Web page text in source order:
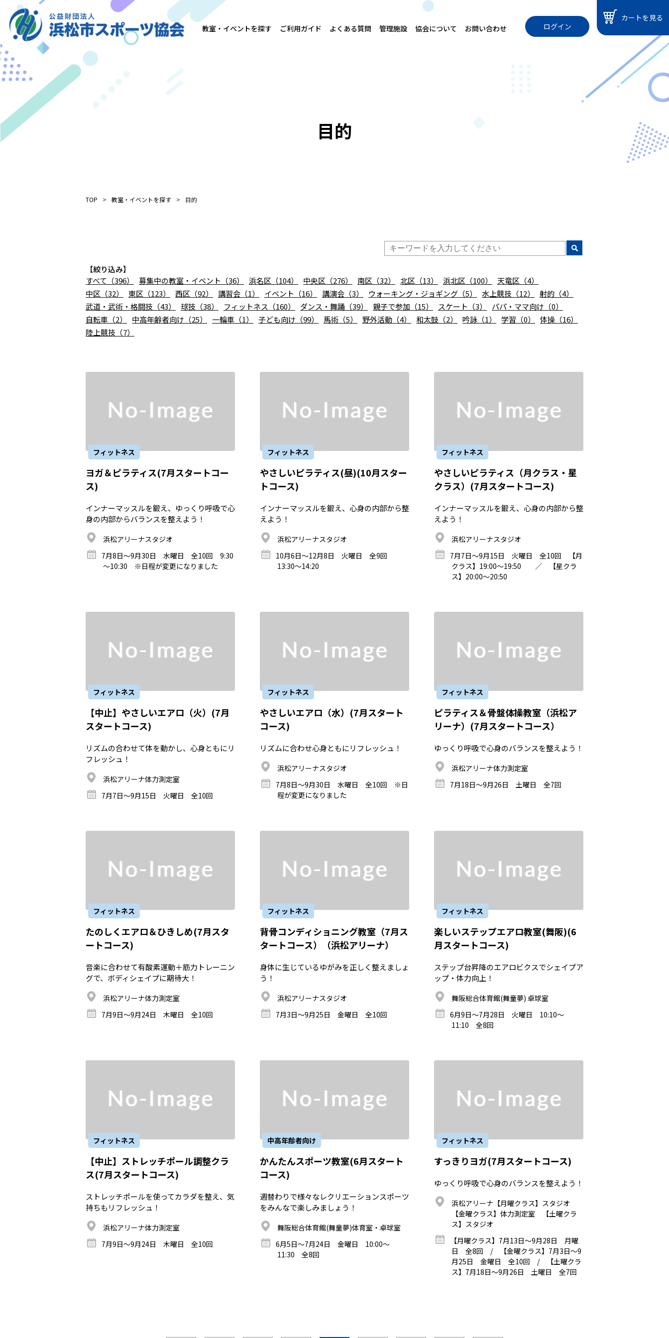
教室・イベントを探す ご利用ガイド よくある質問 管理施設 協会について お問い合わせ ログイン
カートを見る
目的
TOP 教室・イベントを探す 目的
【絞り込み】
すべて（396）
募集中の教室・イベント（36） 浜名区（104） 中央区（276） 南区（32） 北区（13） 浜北区（100）
天竜区（4）
中区（32）
東区（123） 西区（92） 講習会（1） イベント（16） 講演会（3） ウォーキング・ジョギング（5） 水上競技（12）
射的（4）
武道・武術・格闘技（43）
球技（38） フィットネス（160） ダンス・舞踊（39） 親子で参加（15） スケート（3）
パパ・ママ向け（0）
自転車（2）
中高年齢者向け（25） 一輪車（1） 子ども向け（99） 馬術（5） 野外活動（4） 和太鼓（2） 吟詠（1） 学習（0）
体操（16）
陸上競技（7）
フィットネス
ヨガ＆ピラティス(7月スタートコー
ス)
インナーマッスルを鍛え、ゆっくり呼吸で心
身の内部からバランスを整えよう！
浜松アリーナスタジオ
7月8日～9月30日 水曜日 全10回 9:30
～10:30 ※日程が変更になりました
フィットネス
やさしいピラティス(昼)(10月スター
トコース)
インナーマッスルを鍛え、心身の内部から整
えよう！
浜松アリーナスタジオ
10月6日～12月8日 火曜日 全9回
13:30～14:20
フィットネス
やさしいピラティス（月クラス・星
クラス）(7月スタートコース)
インナーマッスルを鍛え、心身の内部から整
えよう！
浜松アリーナスタジオ
7月7日～9月15日 火曜日 全10回 【月
クラス】19:00～19:50 ／ 【星クラ
ス】20:00～20:50
フィットネス
【中止】やさしいエアロ（火）(7月
スタートコース)
リズムの合わせて体を動かし、心身ともにリ
フレッシュ！
浜松アリーナ体力測定室
7月7日～9月15日 火曜日 全10回
フィットネス
やさしいエアロ（水）(7月スタート
コース)
リズムに合わせ心身ともにリフレッシュ！
浜松アリーナスタジオ
7月8日～9月30日 水曜日 全10回 ※日
程が変更になりました
フィットネス
ピラティス＆骨盤体操教室（浜松ア
リーナ）(7月スタートコース）
ゆっくり呼吸で心身のバランスを整えよう！
浜松アリーナ体力測定室
7月18日～9月26日 土曜日 全7回
フィットネス
たのしくエアロ＆ひきしめ(7月スタ
ートコース)
音楽に合わせて有酸素運動＋筋力トレーニン
グで、ボディシェイプに期待大！
浜松アリーナ体力測定室
7月9日～9月24日 木曜日 全10回
フィットネス
背骨コンディショニング教室（7月ス
タートコース）（浜松アリーナ）
身体に生じているゆがみを正しく整えましょ
う！
浜松アリーナスタジオ
7月3日～9月25日 金曜日 全10回
フィットネス
楽しいステップエアロ教室(舞阪)(6
月スタートコース)
ステップ台昇降のエアロビクスでシェイプア
ップ・体力向上！
舞阪総合体育館(舞童夢) 卓球室
6月9日～7月28日 火曜日 10:10～
11:10 全8回
フィットネス
【中止】ストレッチポール調整クラ
ス(7月スタートコース)
ストレッチポールを使ってカラダを整え、気
持ちもリフレッシュ！
浜松アリーナ体力測定室
7月9日～9月24日 木曜日 全10回
中高年齢者向け
かんたんスポーツ教室(6月スタート
コース)
週替わりで様々なレクリエーションスポーツ
をみんなで楽しみましょう！
舞阪総合体育館(舞童夢)体育室・卓球室
6月5日～7月24日 金曜日 10:00～
11:30 全8回
フィットネス
すっきりヨガ(7月スタートコース)
ゆっくり呼吸で心身のバランスを整えよう！
浜松アリーナ【月曜クラス】スタジオ
【金曜クラス】体力測定室 【土曜クラ
ス】スタジオ
【月曜クラス】7月13日～9月28日 月曜
日 全8回 / 【金曜クラス】7月3日～9
月25日 金曜日 全10回 / 【土曜クラ
ス】7月18日～9月26日 土曜日 全7回